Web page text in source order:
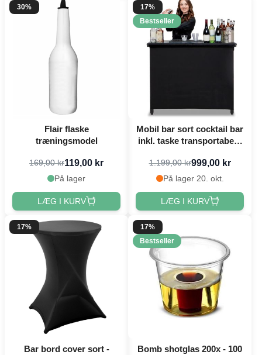
30%
Flair flaske
træningsmodel
169,00 kr119,00 kr
På lager
LÆG I KURV
17%
Bestseller
Mobil bar sort cocktail bar
inkl. taske transportabel -
1.199,00 kr999,00 kr
På lager 20. okt.
LÆG I KURV
17%
Bar bord cover sort -
17%
Bestseller
Bomb shotglas 200x - 100